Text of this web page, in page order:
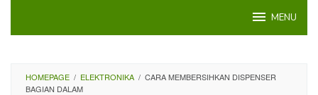
MENU
HOMEPAGE / ELEKTRONIKA / CARA MEMBERSIHKAN DISPENSER
BAGIAN DALAM